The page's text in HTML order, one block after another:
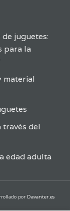
juguetes:
para la
material
través del
edad adulta
por Davanter.es